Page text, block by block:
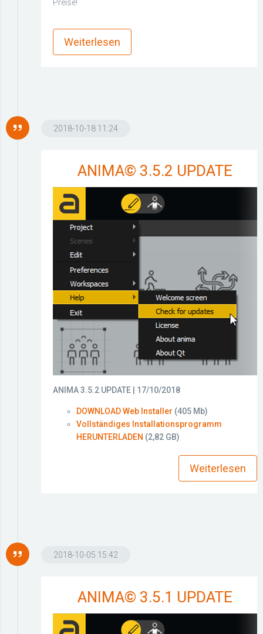
Preise!
Weiterlesen
2018-10-18 11:24
ANIMA© 3.5.2 UPDATE
ANIMA 3.5.2 UPDATE | 17/10/2018
DOWNLOAD Web Installer (405 Mb)
Vollständiges Installationsprogramm
HERUNTERLADEN (2,82 GB)
Weiterlesen
2018-10-05 15:42
ANIMA© 3.5.1 UPDATE